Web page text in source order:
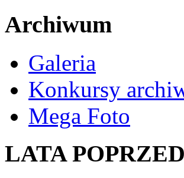
Archiwum
Galeria
Konkursy
Mega Foto
LATA